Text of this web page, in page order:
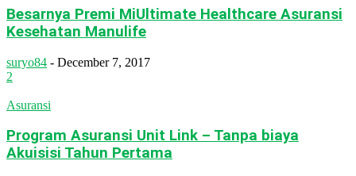
Besarnya Premi MiUltimate Healthcare Asuransi
Kesehatan Manulife
suryo84 - December 7, 2017
2
Asuransi
Program Asuransi Unit Link – Tanpa biaya
Akuisisi Tahun Pertama